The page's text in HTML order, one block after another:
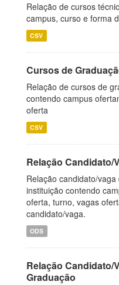
Relação de cursos
campus, curso e forma
CSV
Cursos de
Relação de cursos de
contendo campus
oferta
CSV
Relação Candidato/
Relação candidato/
instituição contendo
oferta, turno, vagas
candidato/vaga.
ODS
Relação Candidato/
Graduação